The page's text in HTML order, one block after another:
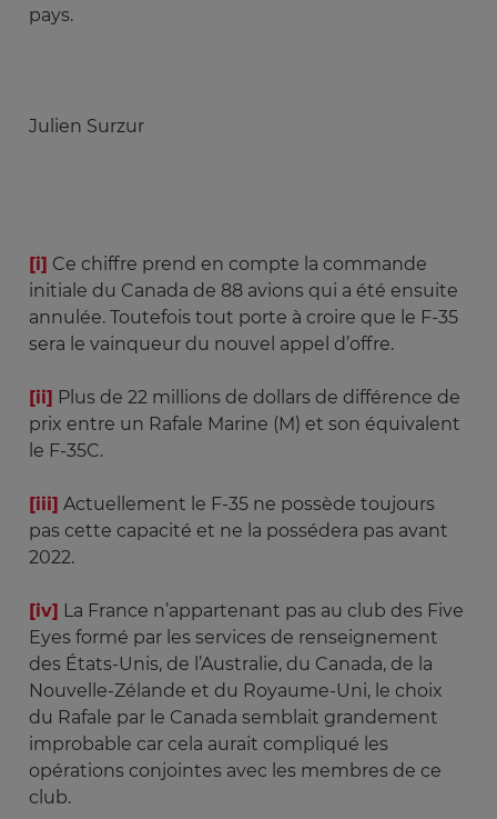
pays.
Julien Surzur
[i] Ce chiffre prend en compte la commande
initiale du Canada de 88 avions qui a été ensuite
annulée. Toutefois tout porte à croire que le F-35
sera le vainqueur du nouvel appel d’offre.
[ii] Plus de 22 millions de dollars de différence de
prix entre un Rafale Marine (M) et son équivalent
le F-35C.
[iii] Actuellement le F-35 ne possède toujours
pas cette capacité et ne la possédera pas avant
2022.
[iv] La France n’appartenant pas au club des Five
Eyes formé par les services de renseignement
des États-Unis, de l’Australie, du Canada, de la
Nouvelle-Zélande et du Royaume-Uni, le choix
du Rafale par le Canada semblait grandement
improbable car cela aurait compliqué les
opérations conjointes avec les membres de ce
club.